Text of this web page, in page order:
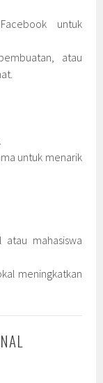
untuk
atau
untuk menarik
atau mahasiswa
meningkatkan